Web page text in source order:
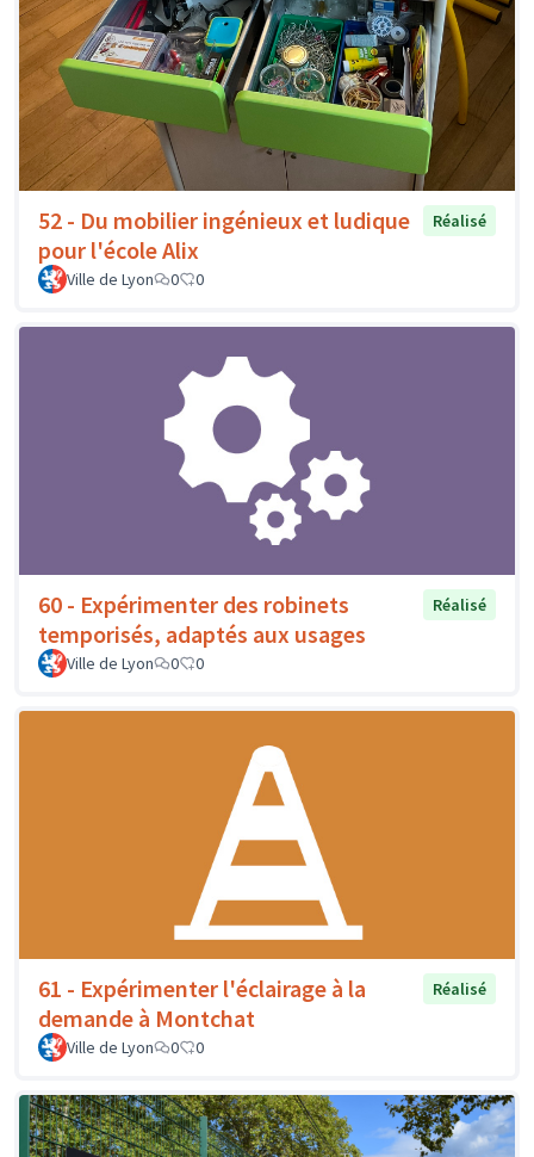
52 - Du mobilier ingénieux et ludique
pour l'école Alix
Réalisé
Ville de Lyon 0 0
60 - Expérimenter des robinets
temporisés, adaptés aux usages
Réalisé
Ville de Lyon 0 0
61 - Expérimenter l'éclairage à la
demande à Montchat
Réalisé
Ville de Lyon 0 0